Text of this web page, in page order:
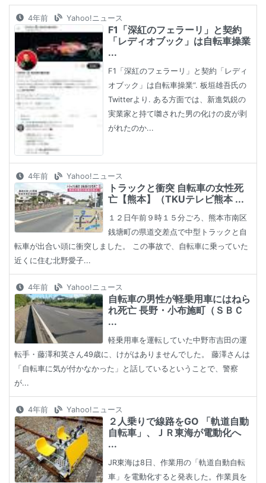
4年前 Yahoo!ニュース
F1「深紅のフェラーリ」と契約
「レディオブック」は自転車操業
...
F1「深紅のフェラーリ」と契約「レディ
オブック」は自転車操業“. 板垣雄吾氏の
Twitterより. ある方面では、新進気鋭の
実業家と持て囃された男の化けの皮が剥
がれたのか...
4年前 Yahoo!ニュース
トラックと衝突 自転車の女性死
亡【熊本】（TKUテレビ熊本 ...
１２日午前９時１５分ごろ、熊本市南区
銭塘町の県道交差点で中型トラックと自
転車が出合い頭に衝突しました。 この事故で、自転車に乗っていた
近くに住む北野愛子...
4年前 Yahoo!ニュース
自転車の男性が軽乗用車にはねら
れ死亡 長野・小布施町（ＳＢＣ
...
軽乗用車を運転していた中野市吉田の運
転手・藤澤和英さん49歳に、けがはありませんでした。 藤澤さんは
「自転車に気が付かなかった」と話しているということで、警察
が...
4年前 Yahoo!ニュース
２人乗りで線路をGO 「軌道自動
自転車」、ＪＲ東海が電動化へ
...
JR東海は8日、作業用の「軌道自動自転
車」を電動化すると発表した。作業員を